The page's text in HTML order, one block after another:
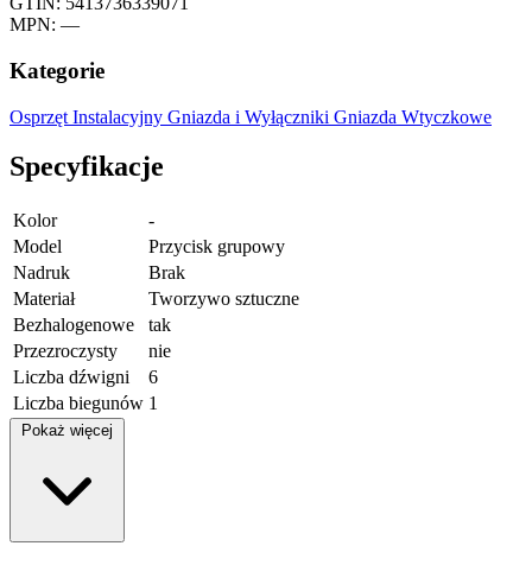
MPN: —
Kategorie
Osprzęt Instalacyjny Gniazda i Wyłączniki Gniazda Wtyczkowe
Specyfikacje
Kolor
-
Model
Przycisk grupowy
Nadruk
Brak
Materiał
Tworzywo sztuczne
Bezhalogenowe
tak
Przezroczysty
nie
Liczba dźwigni
6
Liczba biegunów 1
Pokaż więcej